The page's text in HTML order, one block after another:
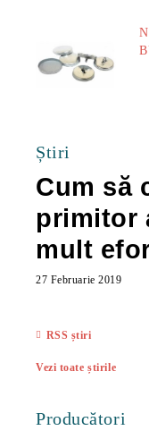
Știri
Cum să
primitor
mult
27 Februarie 2019
RSS știri
Vezi toate știrile
Producători